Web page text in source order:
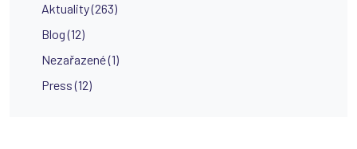
Aktuality (263)
Blog (12)
Nezařazené (1)
Press (12)